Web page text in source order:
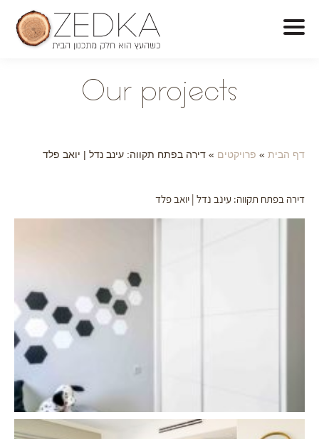
Our projects
דף הבית » פרויקטים » דירה בפתח תקווה: עינב נדל | יואב פלד
דירה בפתח תקווה: עינב נדל | יואב פלד